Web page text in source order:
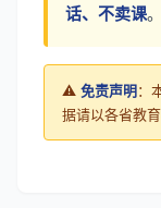
话、不卖课
⚠️ 免责声明：
据请以各省教